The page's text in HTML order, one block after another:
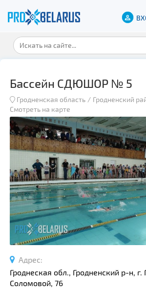
Бассейн СДЮШОР № 5
Гродненская область Гродненский
Смотреть на карте
Адрес:
Гроднеская обл., Гродненский р-н, г.
Соломовой, 76